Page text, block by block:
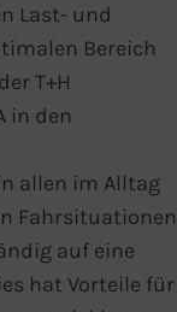
Last- und
Bereich
T+H
in den
allen im Alltag
Fahrsituationen
auf eine
hat Vorteile für